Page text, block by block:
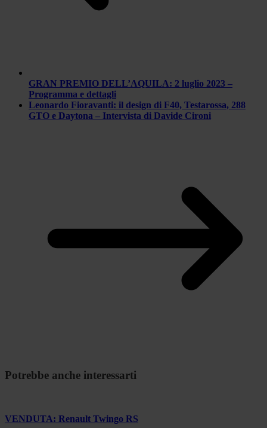
GRAN PREMIO DELL’AQUILA: 2 luglio 2023 –
Programma e dettagli
Leonardo Fioravanti: il design di F40, Testarossa, 288
GTO e Daytona – Intervista di Davide Cironi
Potrebbe anche interessarti
VENDUTA: Renault Twingo RS